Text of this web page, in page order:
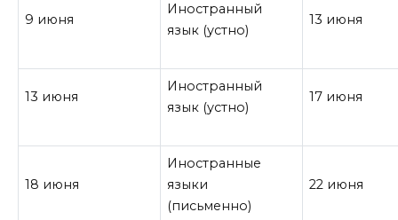
9 июня
Иностранный
язык (устно)
13 июня
13 июня
Иностранный
язык (устно)
17 июня
18 июня
Иностранные
языки
(письменно)
22 июня